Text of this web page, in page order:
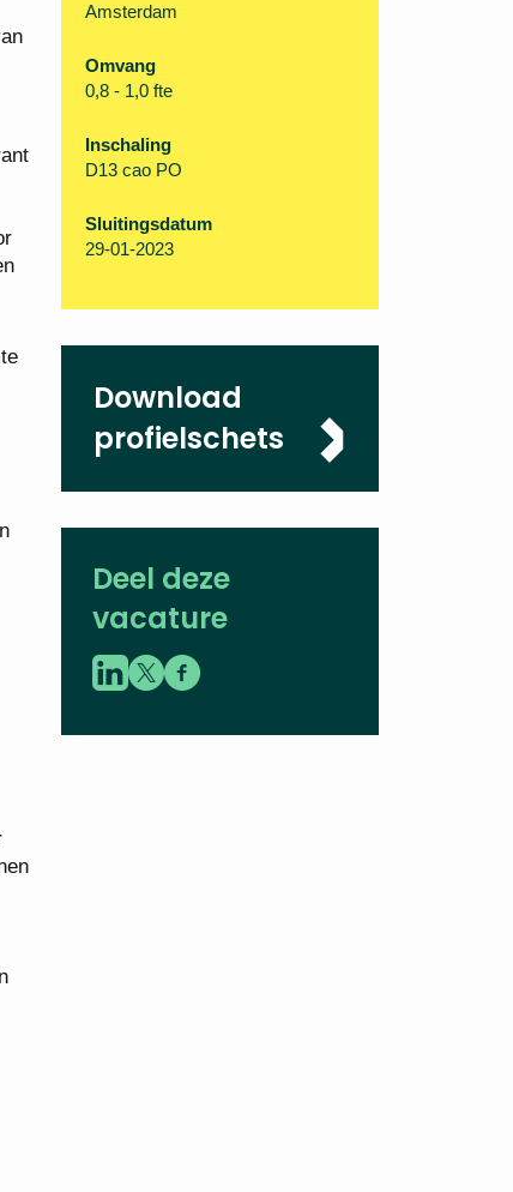
Amsterdam
Omvang
0,8 - 1,0 fte
Inschaling
D13 cao PO
Sluitingsdatum
29-01-2023
Download
profielschets
Deel deze
vacature